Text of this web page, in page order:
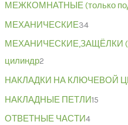
МЕЖКОМНАТНЫЕ (только
МЕХАНИЧЕСКИЕ34
МЕХАНИЧЕСКИЕ,ЗАЩЁЛКИ
цилиндр2
НАКЛАДКИ НА КЛЮЧЕВОЙ
НАКЛАДНЫЕ ПЕТЛИ15
ОТВЕТНЫЕ ЧАСТИ4